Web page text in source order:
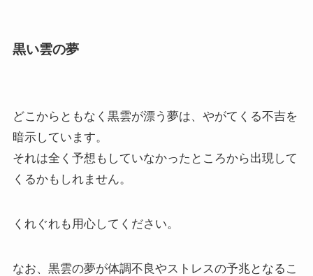
黒い雲の夢
どこからともなく黒雲が漂う夢は、やがてくる不吉を
暗示しています。
それは全く予想もしていなかったところから出現して
くるかもしれません。
くれぐれも用心してください。
なお、黒雲の夢が体調不良やストレスの予兆となるこ